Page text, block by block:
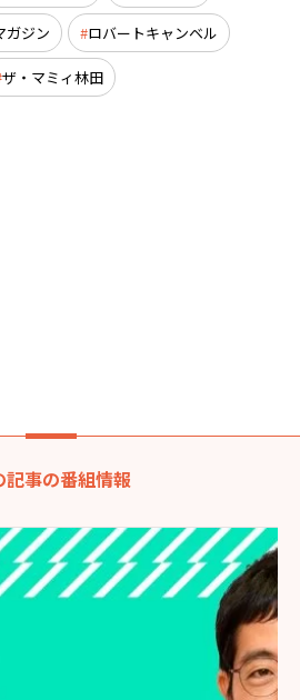
ガジン ロバートキャンベル
ザ・マミィ林田
記事の番組情報